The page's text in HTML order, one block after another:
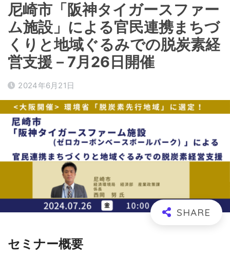
尼崎市「阪神タイガースファー
ム施設」による官民連携まちづ
くりと地域ぐるみでの脱炭素経
営支援－7月26日開催
2024年6月21日
セミナー概要